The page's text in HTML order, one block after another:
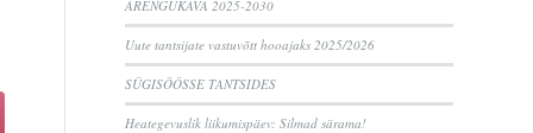
ARENGUKAVA 2025-2030
Uute tantsijate vastuvõtt hooajaks 2025/2026
SÜGISÖÖSSE TANTSIDES
Heategevuslik liikumispäev: Silmad särama!